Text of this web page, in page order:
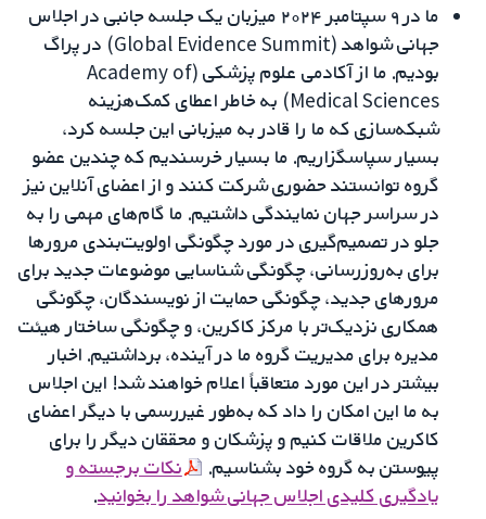
ما در ۹ سپتامبر ۲۰۲۴ میزبان یک جلسه جانبی در اجلاس
جهانی شواهد (Global Evidence Summit) در پراگ
بودیم. ما از آکادمی علوم پزشکی (Academy of
Medical Sciences) به خاطر اعطای کمک‌هزینه
شبکه‌سازی که ما را قادر به میزبانی این جلسه کرد،
بسیار سپاسگزاریم. ما بسیار خرسندیم که چندین عضو
گروه توانستند حضوری شرکت کنند و از اعضای آنلاین نیز
در سراسر جهان نمایندگی داشتیم. ما گام‌های مهمی را به
جلو در تصمیم‌گیری در مورد چگونگی اولویت‌بندی مرورها
برای به‌روزرسانی، چگونگی شناسایی موضوعات جدید برای
مرورهای جدید، چگونگی حمایت از نویسندگان، چگونگی
همکاری نزدیک‌تر با مرکز کاکرین، و چگونگی ساختار هیئت
مدیره برای مدیریت گروه ما در آینده، برداشتیم. اخبار
بیشتر در این مورد متعاقباً اعلام خواهند شد! این اجلاس
به ما این امکان را داد که به‌طور غیررسمی با دیگر اعضای
کاکرین ملاقات کنیم و پزشکان و محققان دیگر را برای
پیوستن به گروه خود بشناسیم.
نکات برجسته و
یادگیری کلیدی اجلاس جهانی شواهد را بخوانید.